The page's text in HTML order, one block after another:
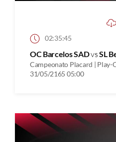
02:35:45
OC Barcelos SADvsSL
Campeonato Placard | Play-
31/05/2165 05:00